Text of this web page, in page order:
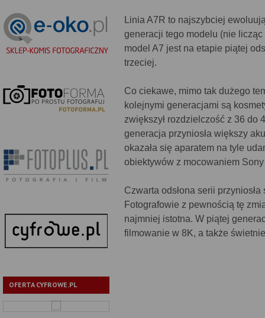
OFERTA CYFROWE.PL
Linia A7R to najszybciej
generacji tego modelu (nie licząc
model A7 jest na etapie piątej
trzeciej.
Co ciekawe, mimo tak dużego
kolejnymi generacjami są
zwiększył rozdzielczość z 36 do
generacja przyniosła większy
okazała się aparatem na tyle
obiektywów z mocowaniem
Czwarta odsłona serii
Fotografowie z pewnością tę
najmniej istotna. W piątej
filmowanie w 8K, a także